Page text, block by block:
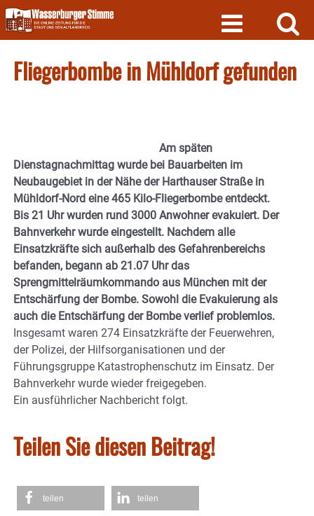
Skip
to
content
Fliegerbombe in Mühldorf gefunden
Am späten
Dienstagnachmittag wurde bei Bauarbeiten im
Neubaugebiet in der Nähe der Harthauser Straße in
Mühldorf-Nord eine 465 Kilo-Fliegerbombe entdeckt.
Bis 21 Uhr wurden rund 3000 Anwohner evakuiert. Der
Bahnverkehr wurde eingestellt. Nachdem alle
Einsatzkräfte sich außerhalb des Gefahrenbereichs
befanden, begann ab 21.07 Uhr das
Sprengmittelräumkommando aus München mit der
Entschärfung der Bombe. Sowohl die Evakuierung als
auch die Entschärfung der Bombe verlief problemlos.
Insgesamt waren 274 Einsatzkräfte der Feuerwehren,
der Polizei, der Hilfsorganisationen und der
Führungsgruppe Katastrophenschutz im Einsatz. Der
Bahnverkehr wurde wieder freigegeben.
Ein ausführlicher Nachbericht folgt.
Teilen Sie diesen Beitrag!
teilen teilen